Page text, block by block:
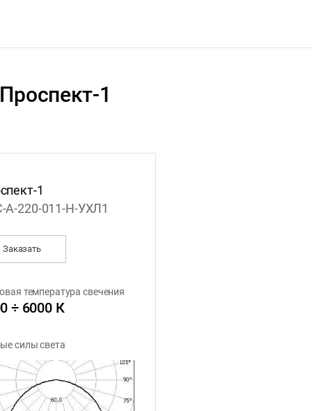
1
1
А-220-011-Н-УХЛ1
Заказать
температура свечения
÷ 6000 К
силы света